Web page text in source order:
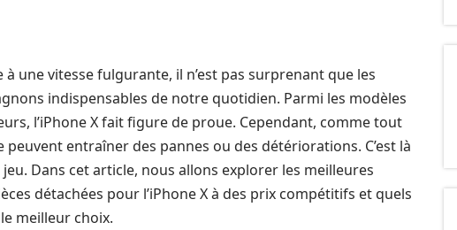
une vitesse fulgurante, il n’est pas surprenant que les
indispensables de notre quotidien. Parmi les modèles
l’iPhone X fait figure de proue. Cependant, comme tout
entraîner des pannes ou des détériorations. C’est là
Dans cet article, nous allons explorer les meilleures
détachées pour l’iPhone X à des prix compétitifs et quels
meilleur choix.